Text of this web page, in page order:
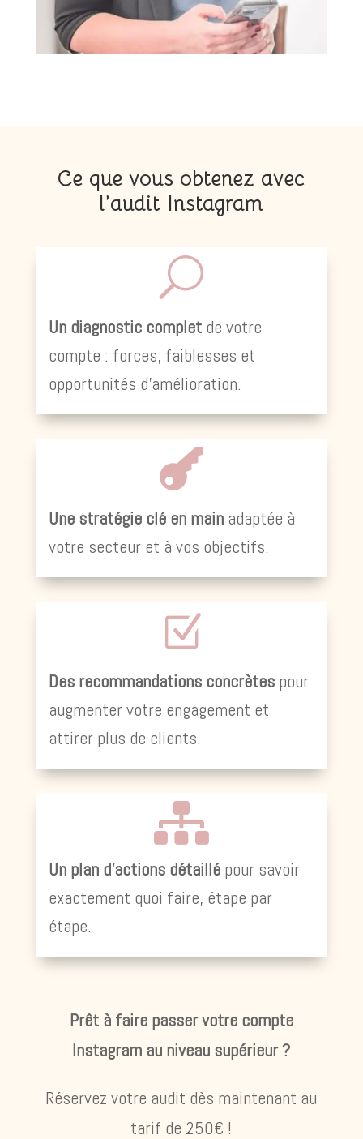
Ce que vous obtenez avec
l’audit Instagram
U
Un diagnostic completde votre
compte : forces, faiblesses et
opportunités d’amélioration.

Une stratégie clé en mainadaptée à
votre secteur et à vos objectifs.
Z
Des recommandations concrètespour
augmenter votre engagement et
attirer plus de clients.

Un plan d’actions détaillépour savoir
exactement quoi faire, étape par
étape.
Prêt à faire passer votre compte
Instagram au niveau supérieur ?
Réservez votre audit dès maintenant au
tarif de 250€ !